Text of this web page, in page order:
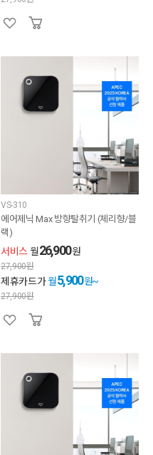
VS-310
에어제닉 Max 방향탈취기 (체리향/블
랙)
서비스 월26,900원
27,900원
제휴카드가 월5,900원~
27,900원